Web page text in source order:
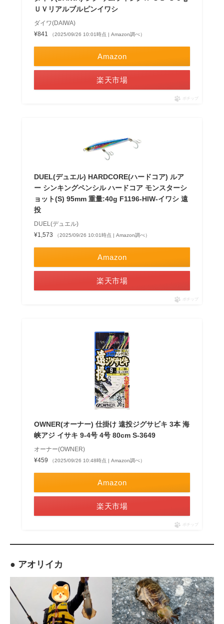
ＵＶリアルブルピンイワシ
ダイワ(DAIWA)
¥841
（2025/09/26 10:01時点 | Amazon調べ）
Amazon
楽天市場
ポチップ
DUEL(デュエル) HARDCORE(ハードコア) ルア
ー シンキングペンシル ハードコア モンスターシ
ョット(S) 95mm 重量:40g F1196-HIW-イワシ 遠
投
DUEL(デュエル)
¥1,573
（2025/09/26 10:01時点 | Amazon調べ）
Amazon
楽天市場
ポチップ
OWNER(オーナー) 仕掛け 遠投ジグサビキ 3本 海
峡アジ イサキ 9-4号 4号 80cm S-3649
オーナー(OWNER)
¥459
（2025/09/26 10:48時点 | Amazon調べ）
Amazon
楽天市場
ポチップ
● アオリイカ